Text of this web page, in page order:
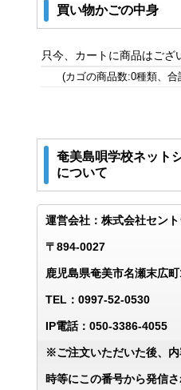
買い物かごの中身
只今、カートに商品はござ
(カゴの商品数:0種類、合
奄美島唄学校ネット
について
運営会社：株式会社セン
〒894-0027
鹿児島県奄美市名瀬末広
TEL：0997-52-0530
IP電話：050-3386-4055
※ご注文いただいた後、
時等にこの番号から発信